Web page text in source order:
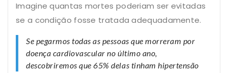
Imagine quantas mortes poderiam ser evitadas
se a condição fosse tratada adequadamente.
Se pegarmos todas as pessoas que morreram por
doença cardiovascular no último ano,
descobriremos que 65% delas tinham hipertensão